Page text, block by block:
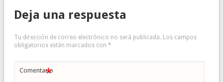
Deja una respuesta
Tu dirección de correo electrónico no será publicada. Los campos
obligatorios están marcados con *
Comentario
*